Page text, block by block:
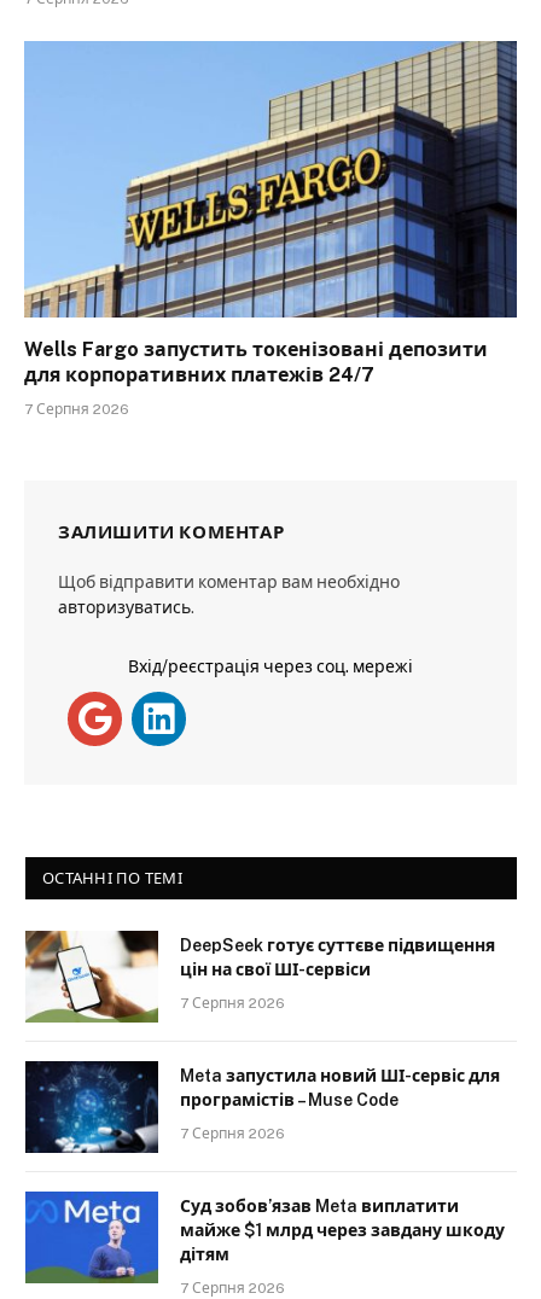
Wells Fargo запустить токенізовані депозити
для корпоративних платежів 24/7
7 Серпня 2026
ЗАЛИШИТИ КОМЕНТАР
Щоб відправити коментар вам необхідно
авторизуватись.
Вхід/реєстрація через соц. мережі
ОСТАННІ ПО ТЕМІ
DeepSeek готує суттєве підвищення
цін на свої ШІ-сервіси
7 Серпня 2026
Meta запустила новий ШІ-сервіс для
програмістів – Muse Code
7 Серпня 2026
Суд зобов’язав Meta виплатити
майже $1 млрд через завдану шкоду
дітям
7 Серпня 2026